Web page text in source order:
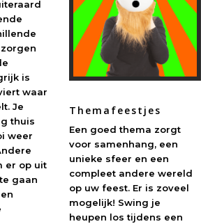
is
waar
Je
thuis
weer
er op uit
gaan
Themafeestjes
Een goed thema zorgt
voor samenhang, een
unieke sfeer en een
compleet andere wereld
op uw feest. Er is zoveel
mogelijk! Swing je
heupen los tijdens een